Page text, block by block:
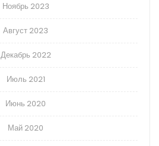
Ноябрь 2023
Август 2023
Декабрь 2022
Июль 2021
Июнь 2020
Май 2020